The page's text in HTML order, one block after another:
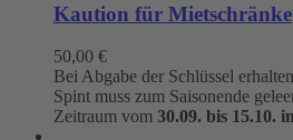
Kaution für Mietschränke
50,00 €
Bei Abgabe der Schlüssel
Spint muss zum Saisonende
Zeitraum vom 30.09. bis 15.10.